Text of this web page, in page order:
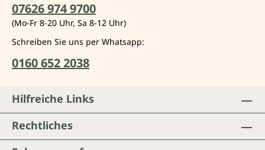
07626 974 9700
(Mo-Fr 8-20 Uhr, Sa 8-12 Uhr)
Schreiben Sie uns per Whatsapp:
0160 652 2038
Hilfreiche Links
Rechtliches